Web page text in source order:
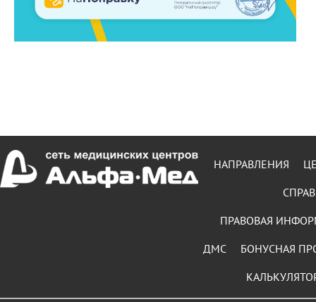
НАПРАВЛЕНИЯ
ПРАВОВАЯ
БОНУСНАЯ
ДМС